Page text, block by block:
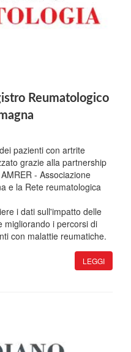
Reumatologico
pazienti con artrite
grazie alla partnership
- Associazione
e la Rete reumatologica
i dati sull'impatto delle
migliorando i percorsi di
con malattie reumatiche.
LEGGI